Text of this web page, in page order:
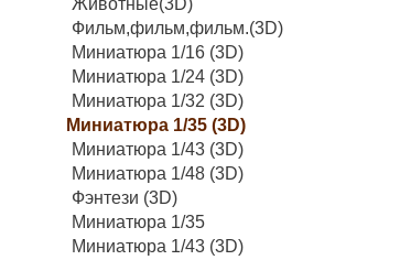
Животные(3D)
Фильм,фильм,фильм.(3D)
Миниатюра 1/16 (3D)
Миниатюра 1/24 (3D)
Миниатюра 1/32 (3D)
Миниатюра 1/35 (3D)
Миниатюра 1/43 (3D)
Миниатюра 1/48 (3D)
Фэнтези (3D)
Миниатюра 1/35
Миниатюра 1/43 (3D)